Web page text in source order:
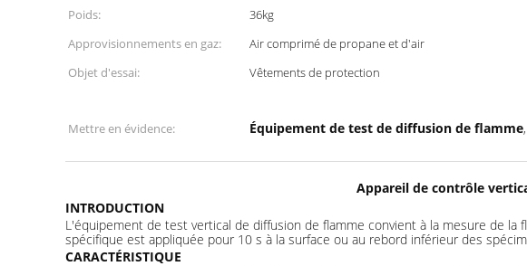
Poids:
36kg
Approvisionnements en gaz:
Air comprimé de propane et d'air
Objet d'essai:
Vêtements de protection
Mettre en évidence:
Équipement de test de diffusion de flamme,
Appareil de contrôle
INTRODUCTION
L'équipement de test vertical de diffusion de flamme convient à la mesure de
spécifique est appliquée pour 10 s à la surface ou au rebord inférieur des
CARACTÉRISTIQUE